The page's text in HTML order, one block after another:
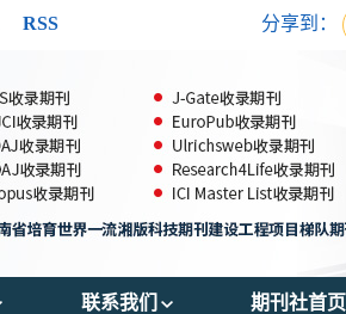
分享到：
RSS
联系我们 期刊社首页